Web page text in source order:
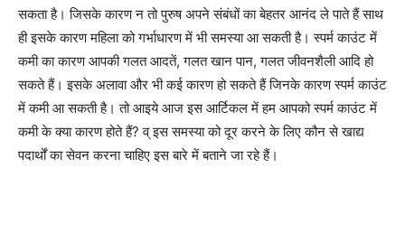
सकता है। जिसके कारण न तो पुरुष अपने संबंधों का बेहतर आनंद ले पाते हैं साथ
ही इसके कारण महिला को गर्भाधारण में भी समस्या आ सकती है। स्पर्म काउंट में
कमी का कारण आपकी गलत आदतें, गलत खान पान, गलत जीवनशैली आदि हो
सकते हैं। इसके अलावा और भी कई कारण हो सकते हैं जिनके कारण स्पर्म काउंट
में कमी आ सकती है। तो आइये आज इस आर्टिकल में हम आपको स्पर्म काउंट में
कमी के क्या कारण होते हैं? व् इस समस्या को दूर करने के लिए कौन से खाद्य
पदार्थों का सेवन करना चाहिए इस बारे में बताने जा रहे हैं।